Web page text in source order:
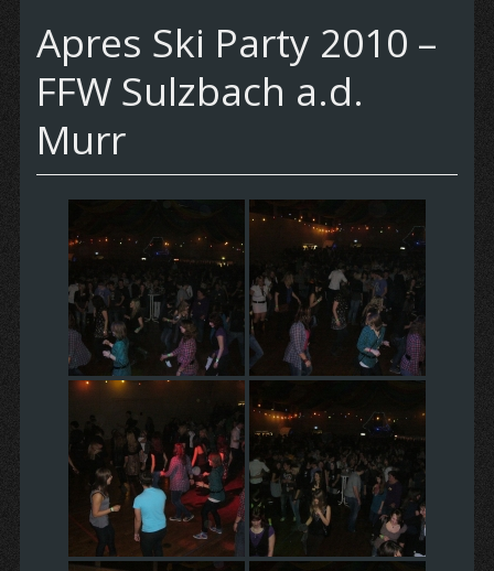
Apres Ski Party 2010 –
FFW Sulzbach a.d.
Murr